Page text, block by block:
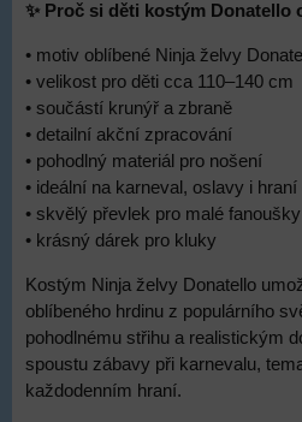
✨ Proč si děti kostým Donatello
• motiv oblíbené Ninja želvy
• velikost pro děti cca 110–140 cm
• součástí krunýř a zbraně
• detailní akční zpracování
• pohodlný materiál pro nošení
• ideální na karneval, oslavy i hraní
• skvělý převlek pro malé
• krásný dárek pro kluky
Kostým Ninja želvy Donatello
oblíbeného hrdinu z populárního
pohodlnému střihu a realistickým
spoustu zábavy při karnevalu,
každodenním hraní.